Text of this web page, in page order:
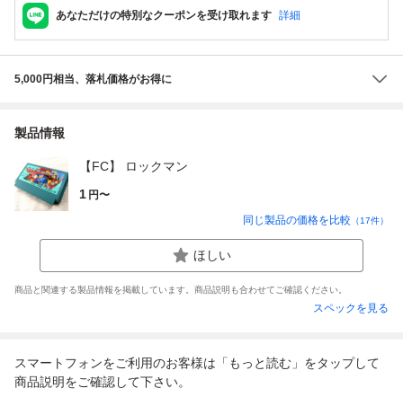
あなただけの特別なクーポンを受け取れます 詳細
5,000円相当、落札価格がお得に
製品情報
【FC】 ロックマン
1 円〜
同じ製品の価格を比較 （17件）
ほしい
商品と関連する製品情報を掲載しています。商品説明も合わせてご確認ください。
スペックを見る
スマートフォンをご利用のお客様は「もっと読む」をタップして
商品説明をご確認して下さい。